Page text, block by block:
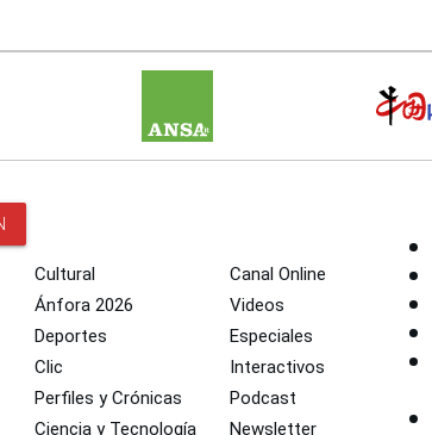
Cultural
Ánfora 2026
Deportes
Clic
Perfiles y Crónicas
Ciencia y Tecnología
Canal Online
Videos
Especiales
Interactivos
Podcast
Newsletter